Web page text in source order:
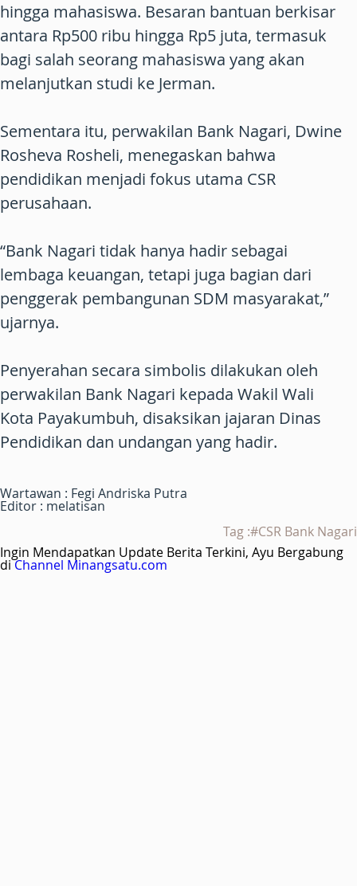
hingga mahasiswa. Besaran bantuan berkisar
antara Rp500 ribu hingga Rp5 juta, termasuk
bagi salah seorang mahasiswa yang akan
melanjutkan studi ke Jerman.
Sementara itu, perwakilan Bank Nagari, Dwine
Rosheva Rosheli, menegaskan bahwa
pendidikan menjadi fokus utama CSR
perusahaan.
“Bank Nagari tidak hanya hadir sebagai
lembaga keuangan, tetapi juga bagian dari
penggerak pembangunan SDM masyarakat,”
ujarnya.
Penyerahan secara simbolis dilakukan oleh
perwakilan Bank Nagari kepada Wakil Wali
Kota Payakumbuh, disaksikan jajaran Dinas
Pendidikan dan undangan yang hadir.
Wartawan : Fegi Andriska Putra
Editor : melatisan
Tag :#CSR Bank Nagari
Ingin Mendapatkan Update Berita Terkini, Ayu Bergabung
diChannel Minangsatu.com